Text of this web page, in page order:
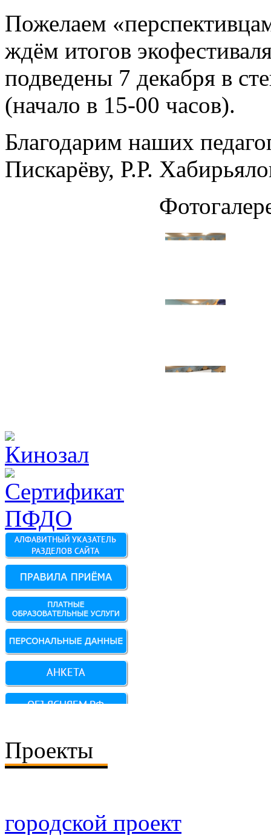
Пожелаем
ждём итогов
подведены 7 декабря в
(начало в 15-00 часов).
Благодарим наших
Пискарёву, Р.Р.
Проекты
городской проект